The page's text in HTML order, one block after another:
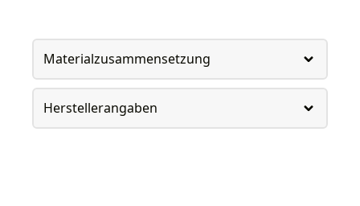
Materialzusammensetzung
Herstellerangaben